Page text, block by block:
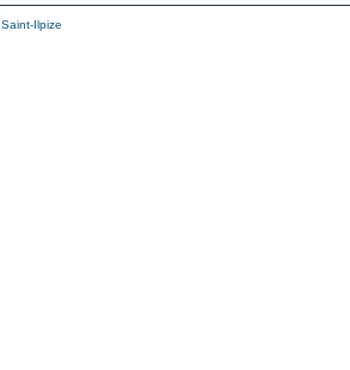
Saint-Ilpize